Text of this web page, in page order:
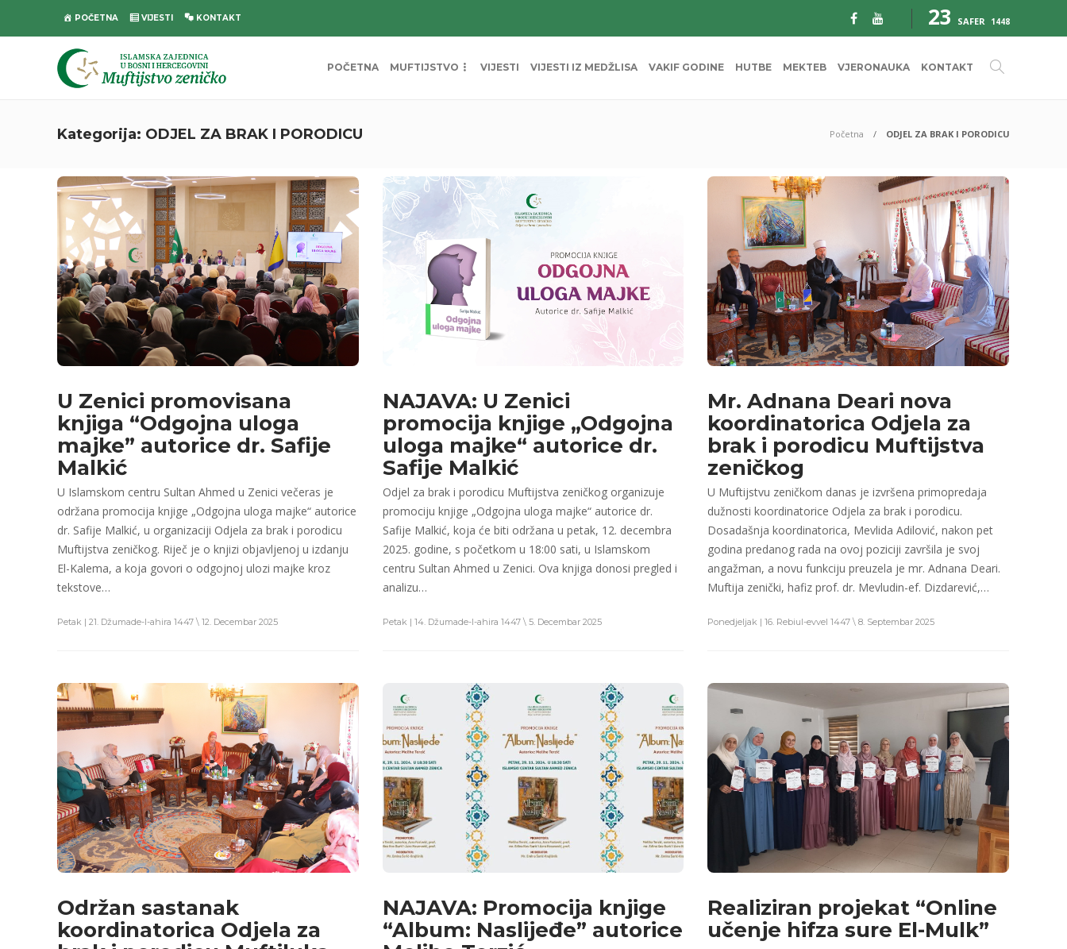
POČETNA VIJESTI KONTAKT 23 SAFER 1448
POČETNA MUFTIJSTVO VIJESTI VIJESTI IZ MEDŽLISA VAKIF GODINE HUTBE MEKTEB VJERONAUKA KONTAKT
Kategorija: ODJEL ZA BRAK I PORODICU Početna ODJEL ZA BRAK I PORODICU
U Zenici promovisana
knjiga “Odgojna uloga
majke” autorice dr. Safije
Malkić
U Islamskom centru Sultan Ahmed u Zenici večeras je
održana promocija knjige „Odgojna uloga majke“ autorice
dr. Safije Malkić, u organizaciji Odjela za brak i porodicu
Muftijstva zeničkog. Riječ je o knjizi objavljenoj u izdanju
El-Kalema, a koja govori o odgojnoj ulozi majke kroz
tekstove…
Petak | 21. Džumade-l-ahira 1447 \ 12. Decembar 2025
NAJAVA: U Zenici
promocija knjige „Odgojna
uloga majke“ autorice dr.
Safije Malkić
Odjel za brak i porodicu Muftijstva zeničkog organizuje
promociju knjige „Odgojna uloga majke“ autorice dr.
Safije Malkić, koja će biti održana u petak, 12. decembra
2025. godine, s početkom u 18:00 sati, u Islamskom
centru Sultan Ahmed u Zenici. Ova knjiga donosi pregled i
analizu…
Petak | 14. Džumade-l-ahira 1447 \ 5. Decembar 2025
Mr. Adnana Deari nova
koordinatorica Odjela za
brak i porodicu Muftijstva
zeničkog
U Muftijstvu zeničkom danas je izvršena primopredaja
dužnosti koordinatorice Odjela za brak i porodicu.
Dosadašnja koordinatorica, Mevlida Adilović, nakon pet
godina predanog rada na ovoj poziciji završila je svoj
angažman, a novu funkciju preuzela je mr. Adnana Deari.
Muftija zenički, hafiz prof. dr. Mevludin-ef. Dizdarević,…
Ponedjeljak | 16. Rebiul-evvel 1447 \ 8. Septembar 2025
Održan sastanak
koordinatorica Odjela za
NAJAVA: Promocija knjige
“Album: Naslijeđe” autorice
Realiziran projekat “Online
učenje hifza sure El-Mulk”